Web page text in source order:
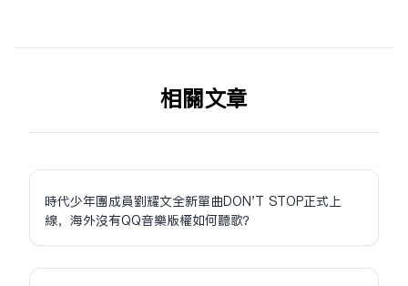
相关文章
時代少年團成員劉耀文全新單曲DON'T STOP正式上
線，海外沒有QQ音樂版權如何聽歌？